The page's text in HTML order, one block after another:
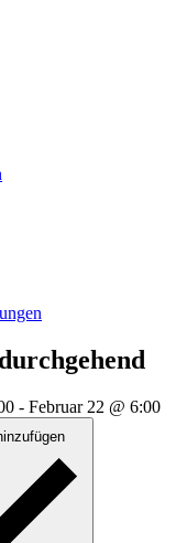
- Februar 22 @ 6:00